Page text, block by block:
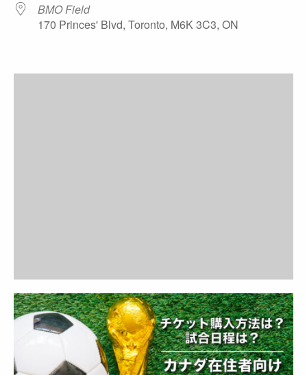
BMO Field
170 Princes' Blvd, Toronto, M6K 3C3, ON